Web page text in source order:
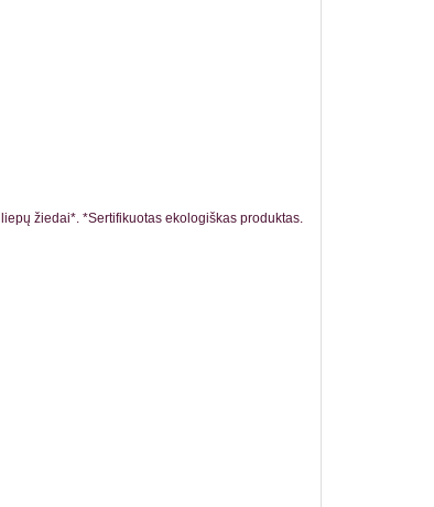
žiedai*. *Sertifikuotas ekologiškas produktas.